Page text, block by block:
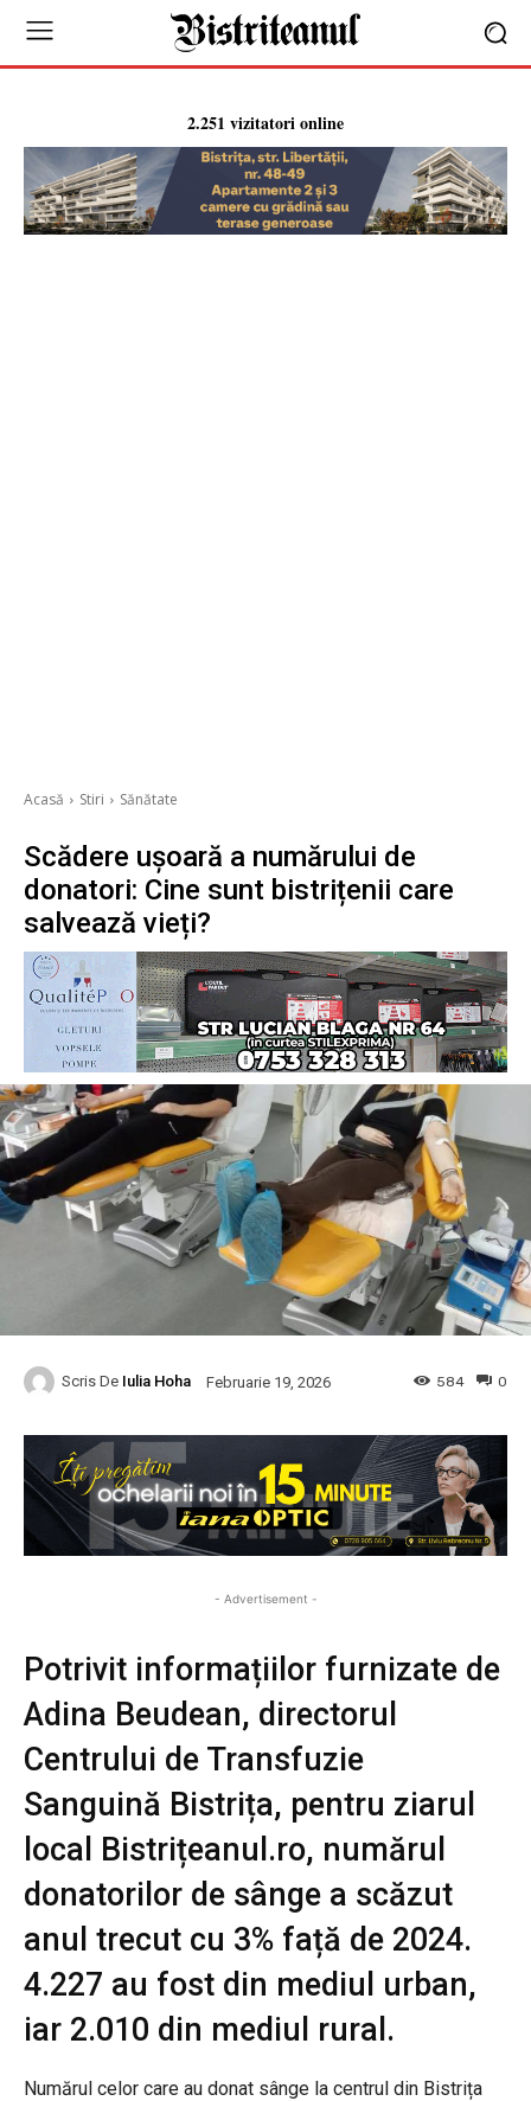
2.251 vizitatori online
Acasă Stiri Sănătate
Scădere ușoară a numărului de
donatori: Cine sunt bistrițenii care
salvează vieți?
Scris De Iulia Hoha Februarie 19, 2026 0
584
- Advertisement -
Potrivit informațiilor furnizate de
Adina Beudean, directorul
Centrului de Transfuzie
Sanguină Bistrița, pentru ziarul
local Bistrițeanul.ro, numărul
donatorilor de sânge a scăzut
anul trecut cu 3% față de 2024.
4.227 au fost din mediul urban,
iar 2.010 din mediul rural.
Numărul celor care au donat sânge la centrul din Bistrița